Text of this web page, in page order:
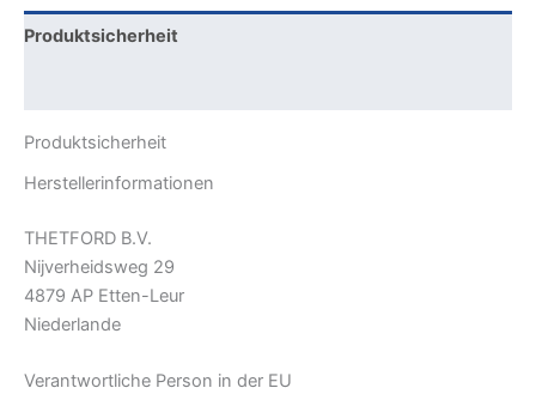
Produktsicherheit
Produktsicherheit
Herstellerinformationen
THETFORD B.V.
Nijverheidsweg 29
4879 AP Etten-Leur
Niederlande
Verantwortliche Person in der EU